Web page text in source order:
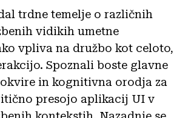
trdne temelje o različnih
vidikih umetne
vpliva na družbo kot celoto,
Spoznali boste glavne
in kognitivna orodja za
presojo aplikacij UI v